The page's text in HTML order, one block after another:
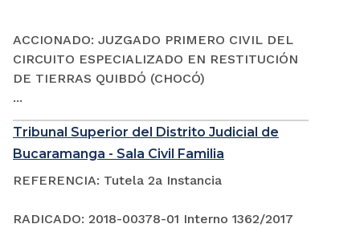
ACCIONADO: JUZGADO PRIMERO CIVIL DEL
CIRCUITO ESPECIALIZADO EN RESTITUCIÓN
DE TIERRAS QUIBDÓ (CHOCÓ)
...
Tribunal Superior del Distrito Judicial de
Bucaramanga - Sala Civil Familia
REFERENCIA: Tutela 2a Instancia
RADICADO: 2018-00378-01 Interno 1362/2017